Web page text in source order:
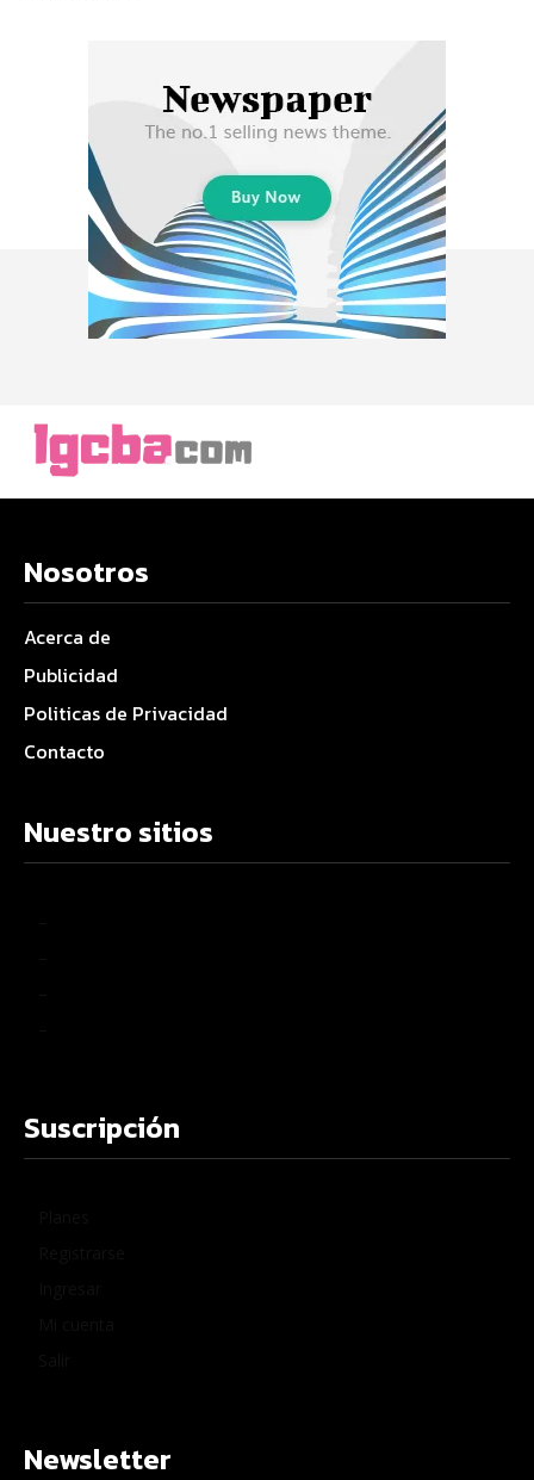
Nosotros
Acerca de
Publicidad
Politicas de Privacidad
Contacto
Nuestro sitios
Suscripción
Newsletter